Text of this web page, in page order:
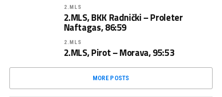
2.MLS
2.MLS, BKK Radnički – Proleter
Naftagas, 86:59
2.MLS
2.MLS, Pirot – Morava, 95:53
MORE POSTS